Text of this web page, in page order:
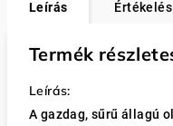
Leírás
Termék
Leírás:
A gazdag, sűrű állagú